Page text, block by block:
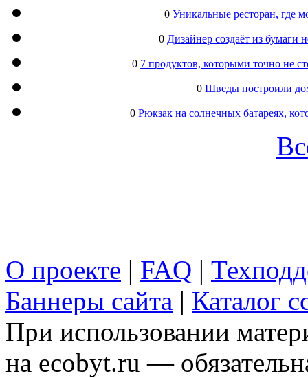
0 Уникальные ресторан, где
0 Дизайнер создаёт из
0 7 продуктов, которыми точно не
0 Шведы построили
0 Рюкзак на солнечных батареях,
О проекте | FAQ |
Баннеры сайта | Каталог
При использовании
на ecobyt.ru —